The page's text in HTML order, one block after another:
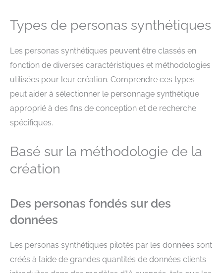
Types de personas synthétiques
Les personas synthétiques peuvent être classés en
fonction de diverses caractéristiques et méthodologies
utilisées pour leur création. Comprendre ces types
peut aider à sélectionner le personnage synthétique
approprié à des fins de conception et de recherche
spécifiques.
Basé sur la méthodologie de la
création
Des personas fondés sur des
données
Les personas synthétiques pilotés par les données sont
créés à l’aide de grandes quantités de données clients